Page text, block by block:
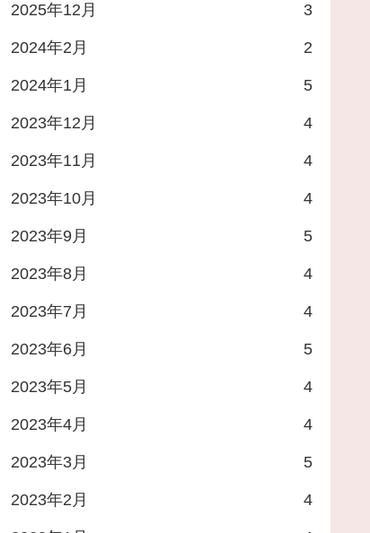
2025年12月 3
2024年2月 2
2024年1月 5
2023年12月 4
2023年11月 4
2023年10月 4
2023年9月 5
2023年8月 4
2023年7月 4
2023年6月 5
2023年5月 4
2023年4月 4
2023年3月 5
2023年2月 4